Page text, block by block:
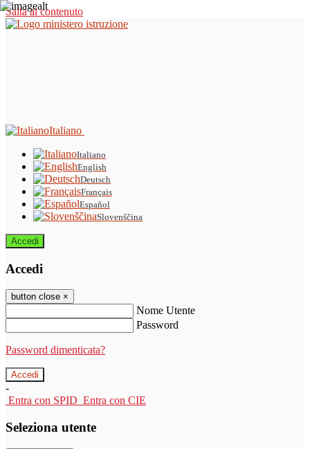
Salta al contenuto
Italiano
Italiano
English
Deutsch
Français
Español
Slovenščina
Accedi
Accedi
button close ×
Nome Utente
Password
Password dimenticata?
-
Entra con SPID Entra con CIE
Seleziona utente